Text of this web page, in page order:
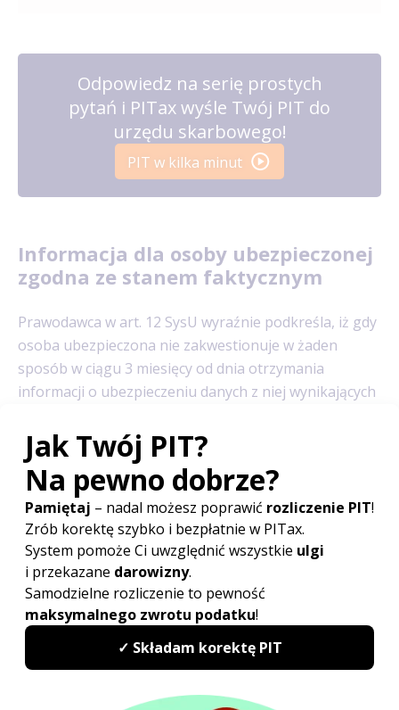
Odpowiedz na serię prostych
pytań i PITax wyśle Twój PIT do
urzędu skarbowego!
PIT w kilka minut
Informacja dla osoby ubezpieczonej
zgodna ze stanem faktycznym
Prawodawca w art. 12 SysU wyraźnie podkreśla, iż gdy
osoba ubezpieczona nie zakwestionuje w żaden
sposób w ciągu 3 miesięcy od dnia otrzymania
informacji o ubezpieczeniu danych z niej wynikających
składanych przez płatnika składek), wówczas wydana
pracownikowi informacja zostaje uznana za zgodna ze
stanem rzeczywistym.
Istnieje również możliwość, że to nie pracownik a ZUS
zakwestionuje dane o wysokości składek na
ubezpieczenia społeczne i zdrowotne wynikające
z imiennych raportów miesięcznych. W takim
przypadku, gdy ZUS zakwestionuje wydaną przez
płatnika informację o osobie ubezpieczonej i dokona
jej zmiany – przekaże zawiadomienie o dokonanych